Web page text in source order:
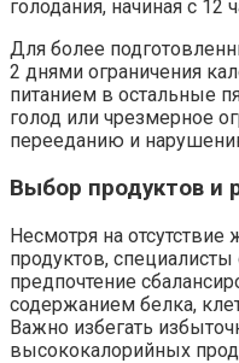
голодания, начиная с 12
Для более
2 днями ограничения
питанием в остальные
голод или чрезмерное
перееданию и
Выбор продуктов и
Несмотря на
продуктов, специалисты
предпочтение
содержанием белка,
Важно избегать
высококалорийных